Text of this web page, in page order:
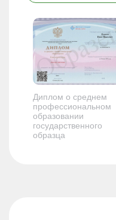
Диплом о среднем
профессиональном
образовании
государственного
образца